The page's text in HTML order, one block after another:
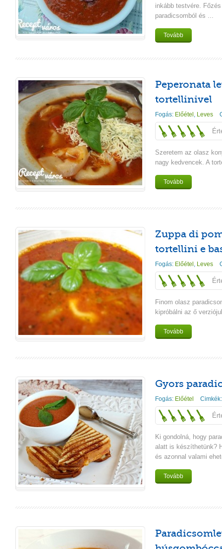
inkább testvére.
paradicsomból és ...
Tovább
Peperonata
tortellinivel
Fogás: Előétel , Leves
Szeretem az olasz
nagy kedvencek. A
Tovább
Zuppa di
tortellini e
Fogás: Előétel , Leves
Finom olasz
kipróbálni az ő
Tovább
Gyors
Fogás: Előétel
Ki gondolná, hogy
alatt is készíthetünk?
és azonnal valami
Tovább